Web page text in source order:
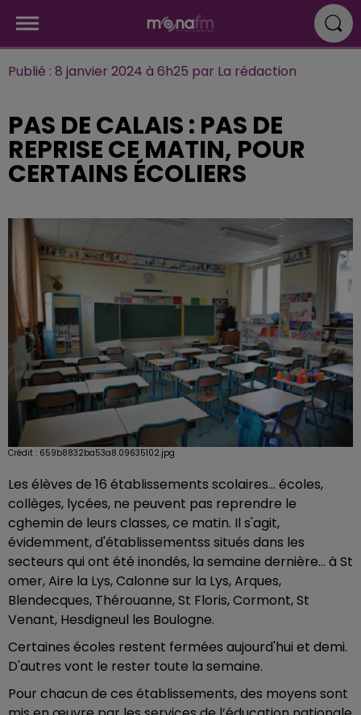
Publié : 8 janvier 2024 à 6h25 par La rédaction
PAS DE CALAIS : PAS DE
REPRISE CE MATIN, POUR
CERTAINS ÉCOLIERS
Crédit : 659b8832ba53a8.09635102.jpg
Les élèves de 16 établissements scolaires... écoles,
collèges, lycées, ne peuvent pas reprendre le
cghemin de leurs classes, ce matin. Il s'agit,
évidemment, d'établissementss situés dans les
secteurs qui ont été inondés, la semaine dernière... à St
omer, Aire la Lys, Calonne sur la Lys, Arques,
Blendecques, Thérouanne, St Floris, Cormont, St
Venant, Hesdigneul les Boulogne.
Certaines écoles restent fermées aujourd'hui et demi.
D'autres vont le rester toute la semaine.
Pour chacun de ces établissements, des moyens sont